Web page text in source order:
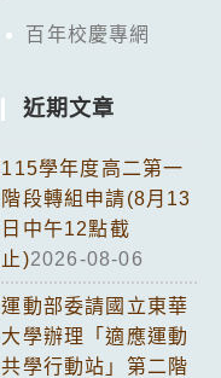
百年校慶專網
近期文章
115學年度高二第一
階段轉組申請(8月13
日中午12點截
止)2026-08-06
運動部委請國立東華
大學辦理「適應運動
共學行動站」第二階